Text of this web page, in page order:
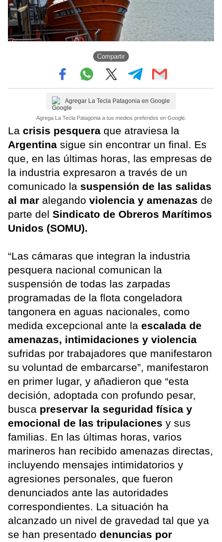
Compartir
Agregar La Tecla Patagonia en Google
Agrega La Tecla Patagonia a tus medios preferidos en Google.
La crisis pesquera que atraviesa la
Argentina sigue sin encontrar un final. Es
que, en las últimas horas, las empresas de
la industria expresaron a través de un
comunicado la suspensión de las salidas
al mar alegando violencia y amenazas de
parte del Sindicato de Obreros Marítimos
Unidos (SOMU).
“Las cámaras que integran la industria
pesquera nacional comunican la
suspensión de todas las zarpadas
programadas de la flota congeladora
tangonera en aguas nacionales, como
medida excepcional ante la escalada de
amenazas, intimidaciones y violencia
sufridas por trabajadores que manifestaron
su voluntad de embarcarse”, manifestaron
en primer lugar, y añadieron que “esta
decisión, adoptada con profundo pesar,
busca preservar la seguridad física y
emocional de las tripulaciones y sus
familias. En las últimas horas, varios
marineros han recibido amenazas directas,
incluyendo mensajes intimidatorios y
agresiones personales, que fueron
denunciados ante las autoridades
correspondientes. La situación ha
alcanzado un nivel de gravedad tal que ya
se han presentado denuncias por